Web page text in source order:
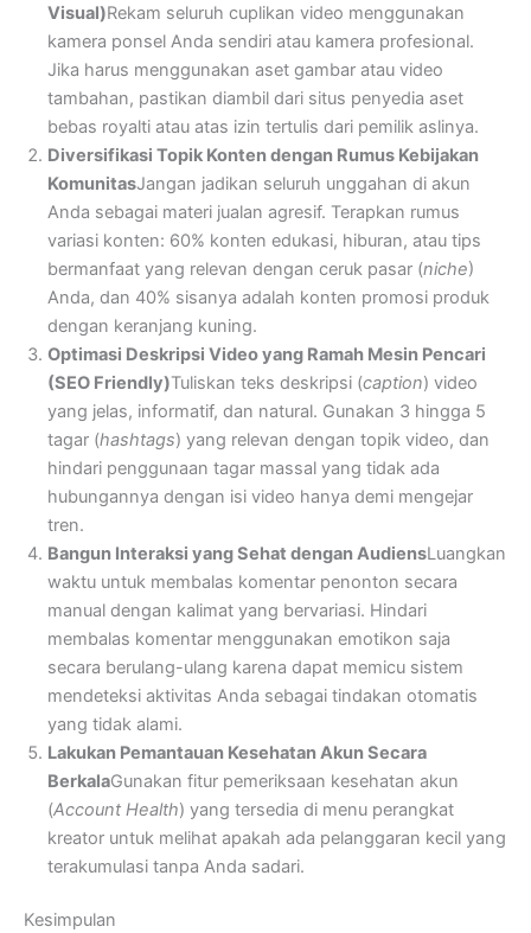
Visual)Rekam seluruh cuplikan video menggunakan
kamera ponsel Anda sendiri atau kamera profesional.
Jika harus menggunakan aset gambar atau video
tambahan, pastikan diambil dari situs penyedia aset
bebas royalti atau atas izin tertulis dari pemilik aslinya.
Diversifikasi Topik Konten dengan Rumus Kebijakan
KomunitasJangan jadikan seluruh unggahan di akun
Anda sebagai materi jualan agresif. Terapkan rumus
variasi konten: 60% konten edukasi, hiburan, atau tips
bermanfaat yang relevan dengan ceruk pasar (niche)
Anda, dan 40% sisanya adalah konten promosi produk
dengan keranjang kuning.
Optimasi Deskripsi Video yang Ramah Mesin Pencari
(SEO Friendly)Tuliskan teks deskripsi (caption) video
yang jelas, informatif, dan natural. Gunakan 3 hingga 5
tagar (hashtags) yang relevan dengan topik video, dan
hindari penggunaan tagar massal yang tidak ada
hubungannya dengan isi video hanya demi mengejar
tren.
Bangun Interaksi yang Sehat dengan AudiensLuangkan
waktu untuk membalas komentar penonton secara
manual dengan kalimat yang bervariasi. Hindari
membalas komentar menggunakan emotikon saja
secara berulang-ulang karena dapat memicu sistem
mendeteksi aktivitas Anda sebagai tindakan otomatis
yang tidak alami.
Lakukan Pemantauan Kesehatan Akun Secara
BerkalaGunakan fitur pemeriksaan kesehatan akun
(Account Health) yang tersedia di menu perangkat
kreator untuk melihat apakah ada pelanggaran kecil yang
terakumulasi tanpa Anda sadari.
Kesimpulan